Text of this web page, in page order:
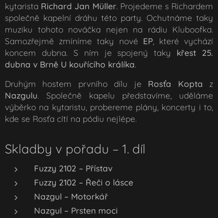
kytarista Richard Jan Müller. Projedeme s Richardem
společně kapelní dráhu této party. Ochutnáme taky
muziku tohoto nováčka nejen na rádiu Kluboofka.
Samozřejmě zmíníme taky nové EP, které vychází
koncem dubna. S ním je spojený taky křest 25.
dubna v Brně U kouřícího králíka.
Druhým hostem prvního dílu je Rosťa Kopta z
Nazgulu. Společně kapelu představíme, uděláme
výběrko na kytaristu, probereme plány, koncerty i to,
kde se Rosťa cítí na pódiu nejlépe.
Skladby v pořadu – 1. díl
Fuzzy 2102 – Přístav
Fuzzy 2102 – Řeči o lásce
Nazgul – Motorkář
Nazgul – Prsten moci